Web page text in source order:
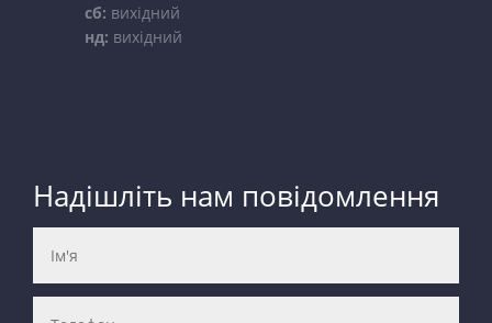
сб: вихідний
нд: вихідний
Надішліть нам повідомлення